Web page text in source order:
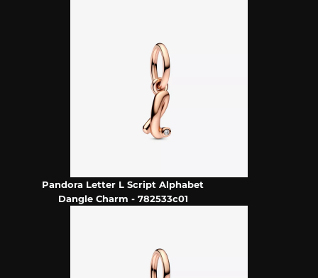
Pandora Letter L Script Alphabet
Dangle Charm - 782533c01